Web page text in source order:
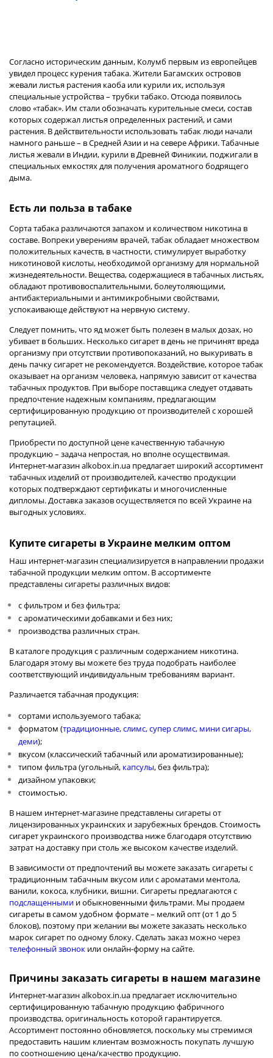
Согласно историческим данным, Колумб первым из европейцев
увидел процесс курения табака. Жители Багамских островов
жевали листья растения каоба или курили их, используя
специальные устройства – трубки табако. Отсюда появилось
слово «табак». Им стали обозначать курительные смеси, состав
которых содержал листья определенных растений, и сами
растения. В действительности использовать табак люди начали
намного раньше – в Средней Азии и на севере Африки. Табачные
листья жевали в Индии, курили в Древней Финикии, поджигали в
специальных емкостях для получения ароматного бодрящего
дыма.
Есть ли польза в табаке
Сорта табака различаются запахом и количеством никотина в
составе. Вопреки уверениям врачей, табак обладает множеством
положительных качеств, в частности, стимулирует выработку
никотиновой кислоты, необходимой организму для нормальной
жизнедеятельности. Вещества, содержащиеся в табачных листьях,
обладают противовоспалительными, болеутоляющими,
антибактериальными и антимикробными свойствами,
успокаивающе действуют на нервную систему.
Следует помнить, что яд может быть полезен в малых дозах, но
убивает в больших. Несколько сигарет в день не причинят вреда
организму при отсутствии противопоказаний, но выкуривать в
день пачку сигарет не рекомендуется. Воздействие, которое табак
оказывает на организм человека, напрямую зависит от качества
табачных продуктов. При выборе поставщика следует отдавать
предпочтение надежным компаниям, предлагающим
сертифицированную продукцию от производителей с хорошей
репутацией.
Приобрести по доступной цене качественную табачную
продукцию – задача непростая, но вполне осуществимая.
Интернет-магазинalkobox.in.ua предлагает широкий ассортимент
табачных изделий от производителей, качество продукции
которых подтверждают сертификаты и многочисленные
дипломы. Доставка заказов осуществляется по всей Украине на
выгодных условиях.
Купите сигареты в Украине мелким оптом
Наш интернет-магазин специализируется в направлении продажи
табачной продукции мелким оптом. В ассортименте
представлены сигареты различных видов:
с фильтром и без фильтра;
с ароматическими добавками и без них;
производства различных стран.
В каталоге продукция с различным содержанием никотина.
Благодаря этому вы можете без труда подобрать наиболее
соответствующий индивидуальным требованиям вариант.
Различается табачная продукция:
сортами используемого табака;
форматом (традиционные,слимс,супер слимс, мини сигары,
деми);
вкусом (классический табачный или ароматизированные);
типом фильтра (угольный, капсулы, без фильтра);
дизайном упаковки;
стоимостью.
В нашем интернет-магазине представлены сигареты от
лицензированных украинских и зарубежных брендов. Стоимость
сигаретукраинского производства ниже благодаря отсутствию
затрат на доставку при столь же высоком качестве изделий.
В зависимости от предпочтений вы можете заказать сигареты с
традиционным табачным вкусом или с ароматами ментола,
ванили, кокоса, клубники, вишни. Сигареты предлагаются с
подслащенными и обыкновенными фильтрами. Мы продаем
сигареты в самом удобном формате – мелкий опт (от 1 до 5
блоков), поэтому при желании вы можете заказать несколько
марок сигарет по одному блоку. Сделать заказ можно через
телефонный звонок или онлайн-форму на сайте.
Причины заказать сигареты в нашем магазине
Интернет-магазин alkobox.in.ua предлагает исключительно
сертифицированную табачную продукцию фабричного
производства, оригинальность которой гарантируется.
Ассортимент постоянно обновляется, поскольку мы стремимся
предоставить нашим клиентам возможность покупать лучшую
по соотношению цена/качество продукцию.